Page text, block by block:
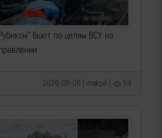
бьют по целям ВСУ на
2026-08-08 | makpif | 59